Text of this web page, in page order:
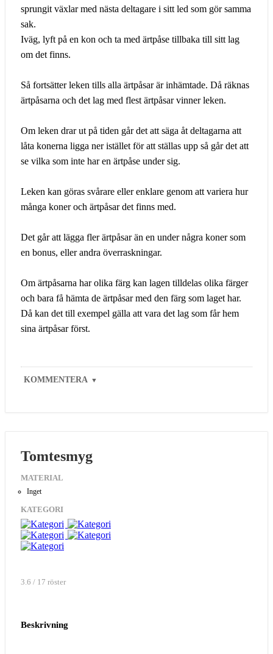
sprungit växlar med nästa deltagare i sitt led som gör samma
sak.
Iväg, lyft på en kon och ta med ärtpåse tillbaka till sitt lag
om det finns.
Så fortsätter leken tills alla ärtpåsar är inhämtade. Då räknas
ärtpåsarna och det lag med flest ärtpåsar vinner leken.
Om leken drar ut på tiden går det att säga åt deltagarna att
låta konerna ligga ner istället för att ställas upp så går det att
se vilka som inte har en ärtpåse under sig.
Leken kan göras svårare eller enklare genom att variera hur
många koner och ärtpåsar det finns med.
Det går att lägga fler ärtpåsar än en under några koner som
en bonus, eller andra överraskningar.
Om ärtpåsarna har olika färg kan lagen tilldelas olika färger
och bara få hämta de ärtpåsar med den färg som laget har.
Då kan det till exempel gälla att vara det lag som får hem
sina ärtpåsar först.
KOMMENTERA ▼
Tomtesmyg
MATERIAL
Inget
KATEGORI
3.6 / 17 röster
Beskrivning